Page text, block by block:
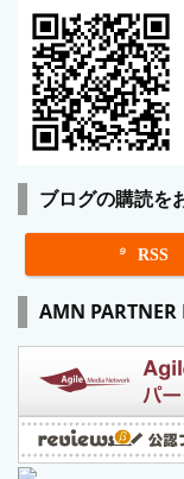
ブログの購読を
 RSS
AMN PARTNER